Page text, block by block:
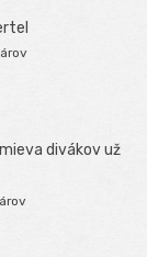
divákov už